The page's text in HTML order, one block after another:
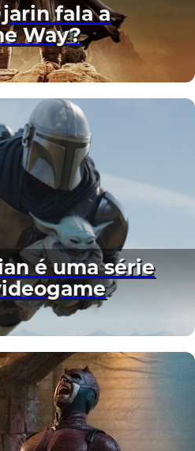
fala a
Way?
é uma série